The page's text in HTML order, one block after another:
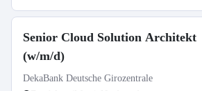
Senior Cloud Solution Architekt
(w/m/d)
DekaBank Deutsche Girozentrale